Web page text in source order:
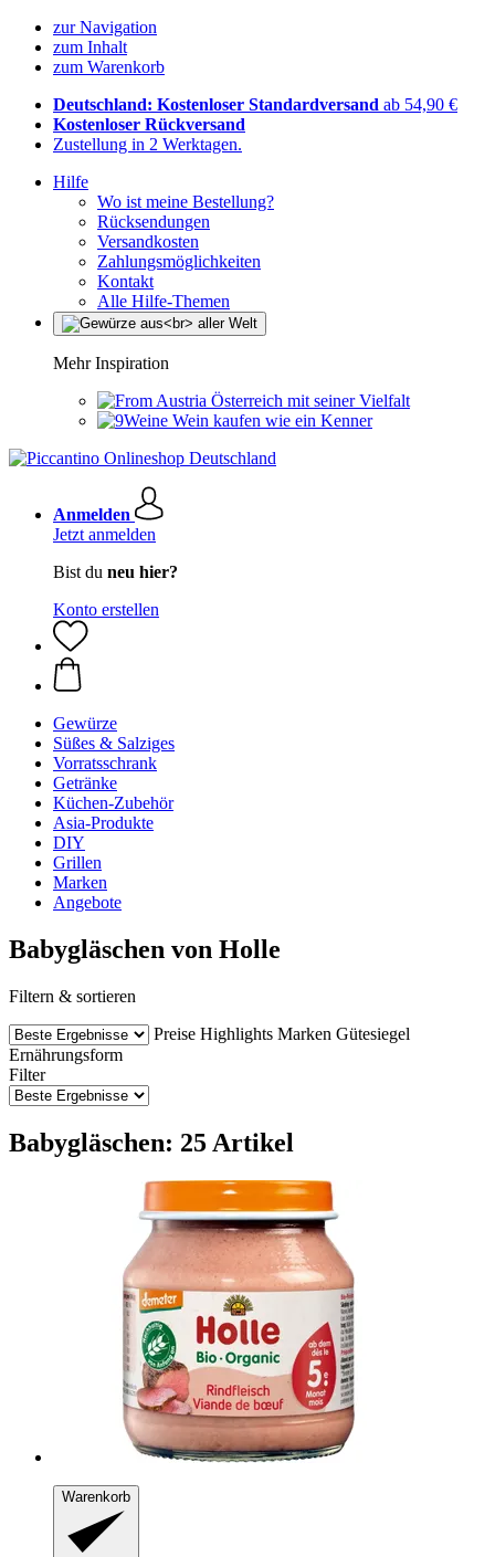
zur Navigation
zum Inhalt
zum Warenkorb
Deutschland: Kostenloser Standardversand ab 54,90 €
Kostenloser Rückversand
Zustellung in 2 Werktagen.
Hilfe
Wo ist meine Bestellung?
Rücksendungen
Versandkosten
Zahlungsmöglichkeiten
Kontakt
Alle Hilfe-Themen
Mehr Inspiration
Österreich mit seiner Vielfalt
Wein kaufen wie ein Kenner
Anmelden
Jetzt anmelden
Bist du neu hier?
Konto erstellen
Gewürze
Süßes & Salziges
Vorratsschrank
Getränke
Küchen-Zubehör
Asia-Produkte
DIY
Grillen
Marken
Angebote
Babygläschen von Holle
Filtern & sortieren
Preise Highlights Marken Gütesiegel
Ernährungsform
Filter
Babygläschen: 25 Artikel
Warenkorb